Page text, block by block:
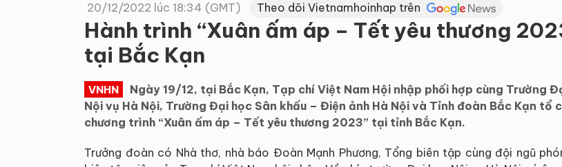
20/12/2022 lúc 18:34 (GMT) Theo dõi Vietnamhoinhap trên
Hành trình “Xuân ấm áp – Tết yêu thương
tại Bắc Kạn
VNHN
Ngày 19/12, tại Bắc Kạn, Tạp chí Việt Nam Hội nhập phối hợp cùng Trường
Nội vụ Hà Nội, Trường Đại học Sân khấu – Điện ảnh Hà Nội và Tỉnh đoàn Bắc Kạn tổ
chương trình “Xuân ấm áp – Tết yêu thương 2023” tại tỉnh Bắc Kạn.
Trưởng đoàn có Nhà thơ, nhà báo Đoàn Mạnh Phương, Tổng biên tập cùng đội ngũ